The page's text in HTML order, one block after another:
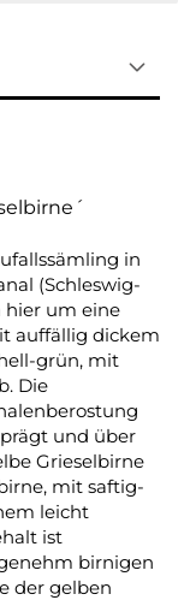
in
(Schleswig-
hier um eine
auffällig dickem
grün, mit
Die
und über
Grieselbirne
mit saftig-
leicht
ist
birnigen
der gelben